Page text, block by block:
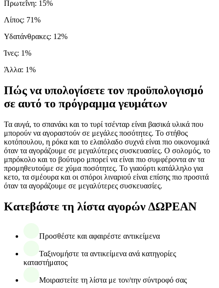
Πρωτεΐνη: 15%
Λίπος: 71%
Υδατάνθρακες: 12%
Ίνες: 1%
Άλλα: 1%
Πώς να υπολογίσετε τον προϋπολογισμό
σε αυτό το πρόγραμμα γευμάτων
Τα αυγά, το σπανάκι και το τυρί τσένταρ είναι βασικά υλικά που
μπορούν να αγοραστούν σε μεγάλες ποσότητες. Το στήθος
κοτόπουλου, η ρόκα και το ελαιόλαδο συχνά είναι πιο οικονομικά
όταν τα αγοράζουμε σε μεγαλύτερες συσκευασίες. Ο σολομός, το
μπρόκολο και το βούτυρο μπορεί να είναι πιο συμφέροντα αν τα
προμηθευτούμε σε χύμα ποσότητες. Το γιαούρτι κατάλληλο για
κετο, τα σμέουρα και οι σπόροι λιναριού είναι επίσης πιο προσιτά
όταν τα αγοράζουμε σε μεγαλύτερες συσκευασίες.
Κατεβάστε τη λίστα αγορών ΔΩΡΕΑΝ
Προσθέστε και αφαιρέστε αντικείμενα
Ταξινομήστε τα αντικείμενα ανά κατηγορίες
καταστήματος
Μοιραστείτε τη λίστα με τον/την σύντροφό σας